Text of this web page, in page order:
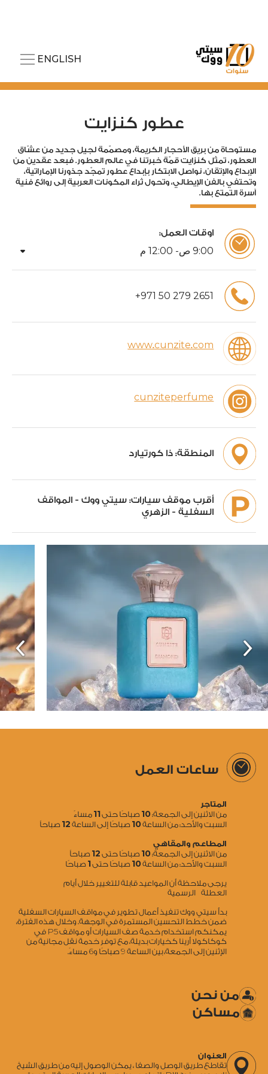
ENGLISH
اوقات العمل:
9:00 ص- 12:00 م arrow_drop_down
+971 50 279 2651
www.cunzite.com
cunziteperfume
المنطقة: ذا كورتيارد
أقرب موقف سيارات: سيتي ووك - المواقف
السفلية - الزهري
عطور كنزايت
مستوحاة من بريق الأحجار الكريمة، ومصمّمة لجيل جديد من عشّاق
العطور، تمثل كنزايت قمّة خبرتنا في عالم العطور. فبعد عقدين من
الإبداع والإتقان، نواصل الابتكار بإبداع عطور تمجّد جذورنا الإماراتية،
وتحتفي بالفن الإيطالي، وتحول ثراء المكونات العربية إلى روائع فنية
آسرة التمتع بها.
ساعات العمل
المتاجر
من الاثنين إلى الجمعة:10 صباحًا حتى11 مساءً
السبت والأحد: من الساعة10 صباحًا إلى الساعة 12 صباحاً
المطاعم والمقاهي
من الاثنين إلى الجمعة:10 صباحًا حتى 12 صباحاً
السبت والأحد: من الساعة10 صباحًا حتى1 صباحًا
يرجى ملاحظة أن المواعيد قابلة للتغيير خلال أيام
العطلة الرسمية
بدأ سيتي ووك تنفيذ أعمال تطوير في مواقف السيارات السفلية
ضمن خطط التحسين المستمرة في الوجهة. وخلال هذه الفترة،
يمكنكم استخدام خدمة صف السيارات أو مواقف P5
في
كوكاكولا أرينا كخيارات بديلة، مع توفر خدمة نقل مجانية من
الإثنين إلى الجمعة، بين الساعة 9صباحًا و6 مساءً.
من نحن
مساكن
العنوان
تقاطع طريق الوصل والصفا ، يمكن الوصول إليه من طريق الشيخ